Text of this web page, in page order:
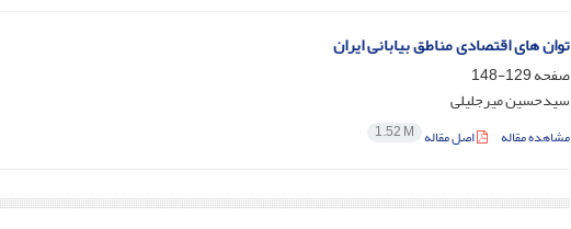
توان های اقتصادی مناطق بیابانی ایران
صفحه129-148
سیدحسین میرجلیلی
مشاهده مقاله اصل مقاله 1.52 M